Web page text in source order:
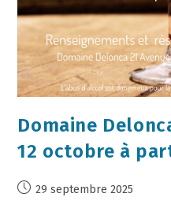
Domaine
12 octobre à
29 septembre 2025